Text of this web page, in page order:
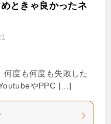
ときゃ良かったネ
度も何度も失敗した
やPPC […]